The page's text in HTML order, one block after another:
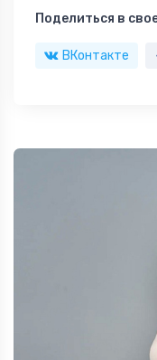
Поделиться в
ВКонтакте